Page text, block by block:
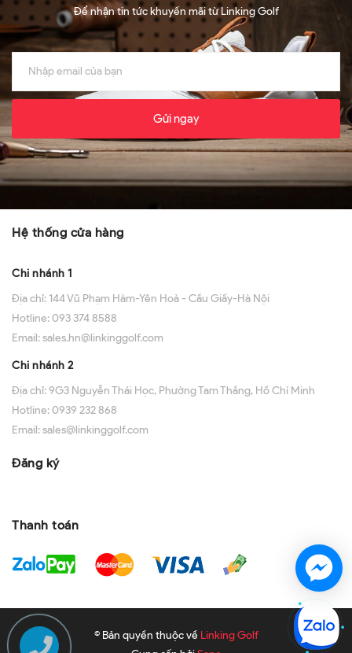
Để nhận tin tức khuyến mãi từ Linking Golf
Gửi ngay
Hệ thống cửa hàng
Chi nhánh 1
Địa chỉ: 144 Vũ Phạm Hàm-Yên Hoà - Cầu Giấy-Hà Nội
Hotline:093 374 8588
Email:sales.hn@linkinggolf.com
Chi nhánh 2
Địa chỉ:9G3 Nguyễn Thái Học, Phường Tam Thắng, Hồ Chí Minh
Hotline:0939 232 868
Email:sales@linkinggolf.com
Đăng ký
Thanh toán
© Bản quyền thuộc về Linking Golf